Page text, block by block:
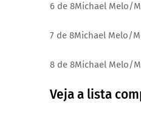
6 de 8Michael Melo/
7 de 8Michael Melo/
8 de 8Michael Melo/
Veja a lista